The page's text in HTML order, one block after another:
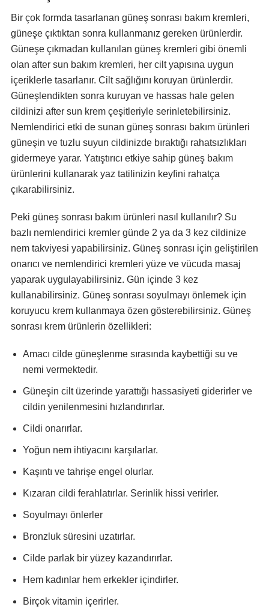
Bir çok formda tasarlanan güneş sonrası bakım kremleri,
güneşe çıktıktan sonra kullanmanız gereken ürünlerdir.
Güneşe çıkmadan kullanılan güneş kremleri gibi önemli
olan after sun bakım kremleri, her cilt yapısına uygun
içeriklerle tasarlanır. Cilt sağlığını koruyan ürünlerdir.
Güneşlendikten sonra kuruyan ve hassas hale gelen
cildinizi after sun krem çeşitleriyle serinletebilirsiniz.
Nemlendirici etki de sunan güneş sonrası bakım ürünleri
güneşin ve tuzlu suyun cildinizde bıraktığı rahatsızlıkları
gidermeye yarar. Yatıştırıcı etkiye sahip güneş bakım
ürünlerini kullanarak yaz tatilinizin keyfini rahatça
çıkarabilirsiniz.
Peki güneş sonrası bakım ürünleri nasıl kullanılır? Su
bazlı nemlendirici kremler günde 2 ya da 3 kez cildinize
nem takviyesi yapabilirsiniz. Güneş sonrası için geliştirilen
onarıcı ve nemlendirici kremleri yüze ve vücuda masaj
yaparak uygulayabilirsiniz. Gün içinde 3 kez
kullanabilirsiniz. Güneş sonrası soyulmayı önlemek için
koruyucu krem kullanmaya özen gösterebilirsiniz. Güneş
sonrası krem ürünlerin özellikleri:
Amacı cilde güneşlenme sırasında kaybettiği su ve
nemi vermektedir.
Güneşin cilt üzerinde yarattığı hassasiyeti giderirler ve
cildin yenilenmesini hızlandırırlar.
Cildi onarırlar.
Yoğun nem ihtiyacını karşılarlar.
Kaşıntı ve tahrişe engel olurlar.
Kızaran cildi ferahlatırlar. Serinlik hissi verirler.
Soyulmayı önlerler
Bronzluk süresini uzatırlar.
Cilde parlak bir yüzey kazandırırlar.
Hem kadınlar hem erkekler içindirler.
Birçok vitamin içerirler.